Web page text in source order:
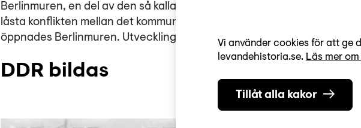
Vi använder cookies för att ge
levandehistoria.se. Läs mer
Tillåt alla kakor
Berlinmuren, en del av den så kallade järnridån, kom att bli det mest
låsta konflikten mellan det kommunistiska Östeuropa och
öppnades Berlinmuren. Utvecklingen gick sedan snabbt och 1990
DDR bildas